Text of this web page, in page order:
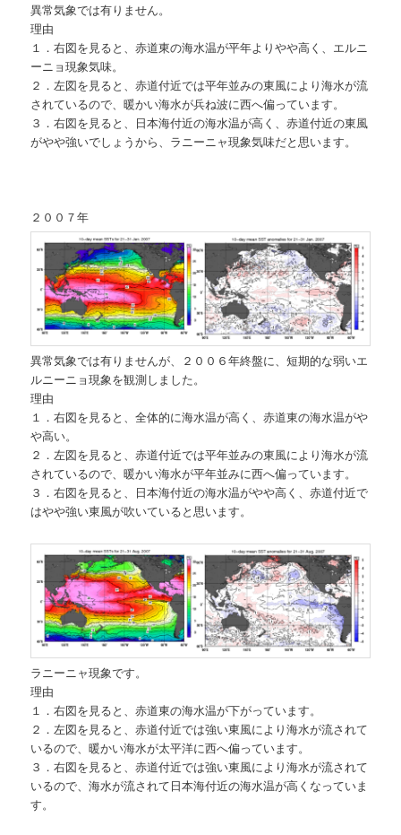
異常気象では有りません。
理由
１．右図を見ると、赤道東の海水温が平年よりやや高く、エルニ
ーニョ現象気味。
２．左図を見ると、赤道付近では平年並みの東風により海水が流
されているので、暖かい海水が兵ね波に西へ偏っています。
３．右図を見ると、日本海付近の海水温が高く、赤道付近の東風
がやや強いでしょうから、ラニーニャ現象気味だと思います。
２００７年
異常気象では有りませんが、２００６年終盤に、短期的な弱いエ
ルニーニョ現象を観測しました。
理由
１．右図を見ると、全体的に海水温が高く、赤道東の海水温がや
や高い。
２．左図を見ると、赤道付近では平年並みの東風により海水が流
されているので、暖かい海水が平年並みに西へ偏っています。
３．右図を見ると、日本海付近の海水温がやや高く、赤道付近で
はやや強い東風が吹いていると思います。
ラニーニャ現象です。
理由
１．右図を見ると、赤道東の海水温が下がっています。
２．左図を見ると、赤道付近では強い東風により海水が流されて
いるので、暖かい海水が太平洋に西へ偏っています。
３．右図を見ると、赤道付近では強い東風により海水が流されて
いるので、海水が流されて日本海付近の海水温が高くなっていま
す。